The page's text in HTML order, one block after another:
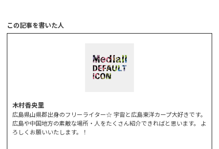
この記事を書いた人
木村香央里
広島県山県郡出身のフリーライター☆ 宇宙と広島東洋カープ大好きです。
広島や中国地方の素敵な場所・人をたくさん紹介できればと思います。 よ
ろしくお願いいたします。！